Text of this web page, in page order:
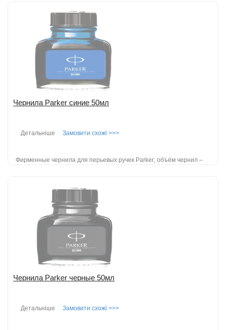
Чернила Parker синие 50мл
Замовити схожі >>>
Детальніше
Фирменные чернила для перьевых ручек Parker; объём чернил –
Чернила Parker черные 50мл
Замовити схожі >>>
Детальніше